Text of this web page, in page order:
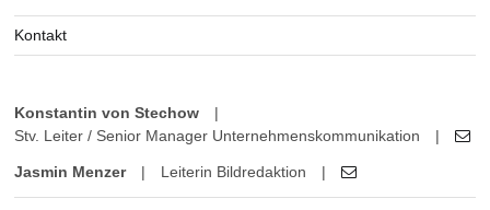
Kontakt
Konstantin von Stechow
|
Stv. Leiter / Senior Manager Unternehmenskommunikation
|
Jasmin Menzer | Leiterin Bildredaktion |